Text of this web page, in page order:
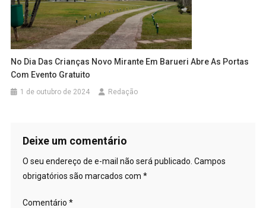
No Dia Das Crianças Novo Mirante Em Barueri Abre As Portas
Com Evento Gratuito
1 de outubro de 2024 Redação
Deixe um comentário
O seu endereço de e-mail não será publicado. Campos
obrigatórios são marcados com *
Comentário *